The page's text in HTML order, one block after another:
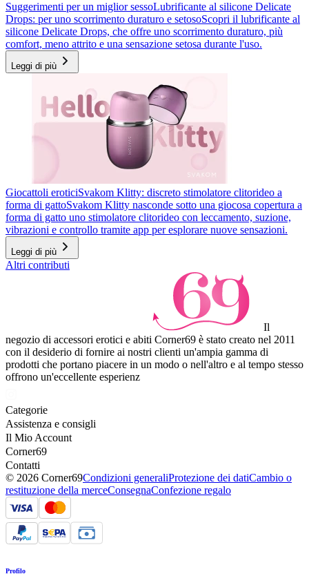
Suggerimenti per un miglior sessoLubrificante al silicone Delicate
Drops: per uno scorrimento duraturo e setosoScopri il lubrificante al
silicone Delicate Drops, che offre uno scorrimento duraturo, più
comfort, meno attrito e una sensazione setosa durante l'uso.
Leggi di più
Giocattoli eroticiSvakom Klitty: discreto stimolatore clitorideo a
forma di gattoSvakom Klitty nasconde sotto una giocosa copertura a
forma di gatto uno stimolatore clitorideo con leccamento, suzione,
vibrazioni e controllo tramite app per esplorare nuove sensazioni.
Leggi di più
Altri contributi
Il
negozio di accessori erotici e abiti Corner69 è stato creato nel 2011
con il desiderio di fornire ai nostri clienti un'ampia gamma di
prodotti che portano piacere in un modo o nell'altro e al tempo stesso
offrono un'eccellente esperienz
Categorie
Assistenza e consigli
Il Mio Account
Corner69
Contatti
© 2026 Corner69Condizioni generaliProtezione dei datiCambio o
restituzione della merceConsegnaConfezione regalo
Profilo